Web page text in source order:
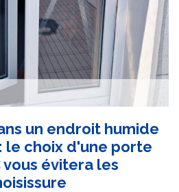
un endroit humide
le choix d'une porte
évitera les